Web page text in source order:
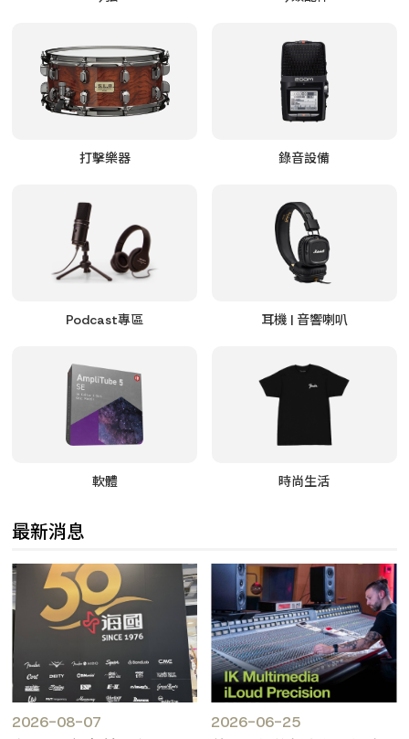
打擊樂器 錄音設備
Podcast專區 耳機 | 音響喇叭
軟體 時尚生活
最新消息
2026-08-07 2026-06-25